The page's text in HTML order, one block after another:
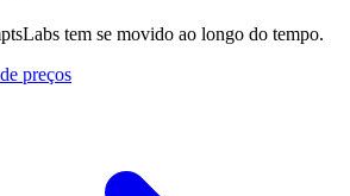
tem se movido ao longo do tempo.
preços